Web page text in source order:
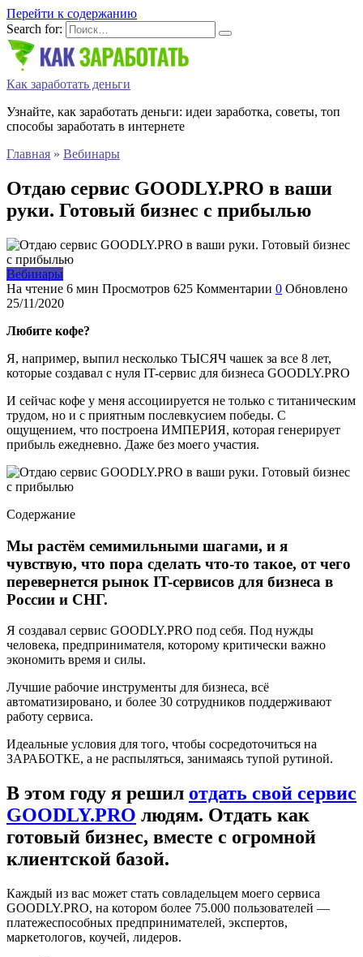
Перейти к содержанию
Search for:
Как заработать деньги
Узнайте, как заработать деньги: идеи заработка, советы, топ
способы заработать в интернете
Главная » Вебинары
Отдаю сервис GOODLY.PRO в ваши
руки. Готовый бизнес с прибылью
Вебинары
На чтение 6 мин Просмотров 625 Комментарии 0 Обновлено
25/11/2020
Любите кофе?
Я, например, выпил несколько ТЫСЯЧ чашек за все 8 лет,
которые создавал с нуля IT-сервис для бизнеса GOODLY.PRO
И сейчас кофе у меня ассоциируется не только с титаническим
трудом, но и с приятным послевкусием победы. С
ощущением, что построена ИМПЕРИЯ, которая генерирует
прибыль ежедневно. Даже без моего участия.
Содержание
Мы растём семимильными шагами, и я
чувствую, что пора сделать что-то такое, от чего
перевернется рынок IT-сервисов для бизнеса в
России и СНГ.
Я создавал сервис GOODLY.PRO под себя. Под нужды
человека, предпринимателя, которому критически важно
экономить время и силы.
Лучшие рабочие инструменты для бизнеса, всё
автоматизировано, и более 30 сотрудников поддерживают
работу сервиса.
Идеальные условия для того, чтобы сосредоточиться на
ЗАРАБОТКЕ, а не распыляться, занимаясь тупой рутиной.
В этом году я решил отдать свой сервис
GOODLY.PRO людям. Отдать как
готовый бизнес, вместе с огромной
клиентской базой.
Каждый из вас может стать совладельцем моего сервиса
GOODLY.PRO, на котором более 75.000 пользователей —
платежеспособных предпринимателей, экспертов,
маркетологов, коучей, лидеров.